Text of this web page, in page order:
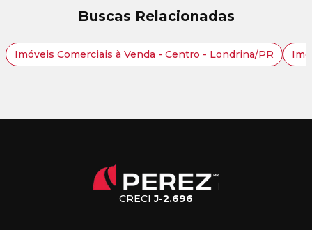
Buscas Relacionadas
Imóveis Comerciais à Venda - Centro - Londrina/PR
CRECIJ-2.696